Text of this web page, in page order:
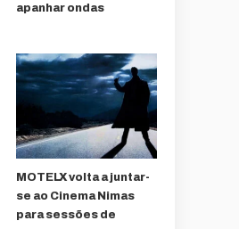
apanhar ondas
MOTELX volta a juntar-
se ao Cinema Nimas
para sessões de